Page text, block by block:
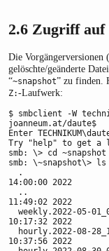
2.6 Zugriff auf
Die Vorgängerversionen
gelöschte/geänderte
“~snapshot” zu finden.
Z:-Laufwerk:
$ smbclient -W
joanneum.at/daute$
Enter
Try "help" to get a
smb: \> cd ~snapshot
smb: \~snapshot\> ls
14:00:00 2022
11:49:02 2022
10:17:32 2022
10:37:56 2022